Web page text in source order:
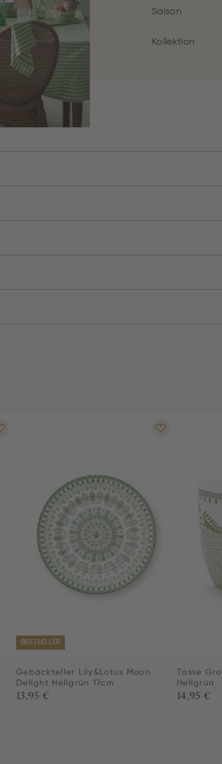
Saison
Kollektion
BESTSELLER
Gebäckteller Lily&Lotus Moon
Delight Hellgrün 17cm
13,95 €
Tasse
Hellgrün
14,95 €